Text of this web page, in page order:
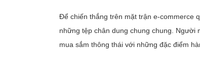
Để chiến thắng trên mặt trận e-commerce
những tệp chân dung chung chung. Người
mua sắm thông thái với những đặc điểm